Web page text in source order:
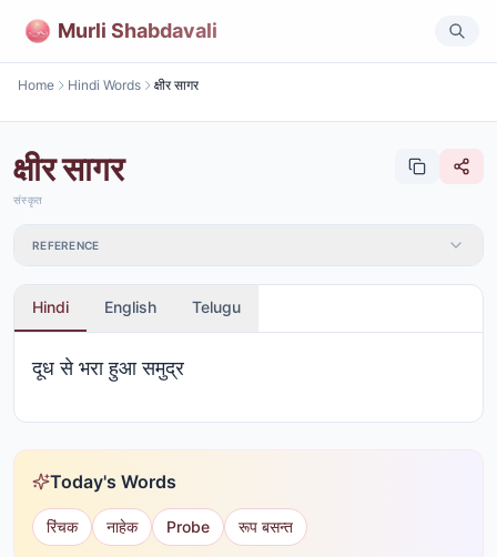
Murli Shabdavali
Home Hindi Words क्षीर सागर
क्षीर सागर
संस्कृत
REFERENCE
Hindi English Telugu
दूध से भरा हुआ समुद्र
Today's Words
रिंचक नाहेक Probe रूप बसन्त